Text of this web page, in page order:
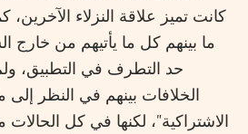
كانت تميز علاقة النزلاء الآخرين،
ما بينهم كل ما يأتيهم من
حد التطرف في التطبيق،
الخلافات بينهم في النظر
الاشتراكية”، لكنها في كل